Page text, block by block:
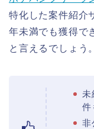
特化した案件紹介
年未満でも獲得で
と言えるでしょう。
未
件
非